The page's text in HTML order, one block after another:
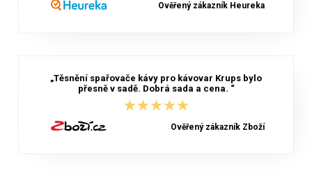
Ověřený zákazník Heureka
„Těsnění spařovače kávy pro kávovar Krups bylo
přesně v sadě. Dobrá sada a cena. “
★★★★★
★★★★★
Ověřený zákazník Zboží